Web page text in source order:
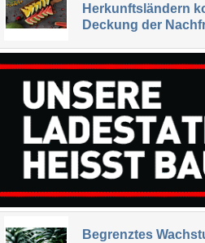
Herkunftsländern
Deckung der
Begrenztes